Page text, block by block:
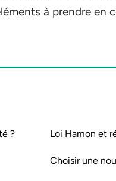
à prendre en
? Loi Hamon et
Choisir une